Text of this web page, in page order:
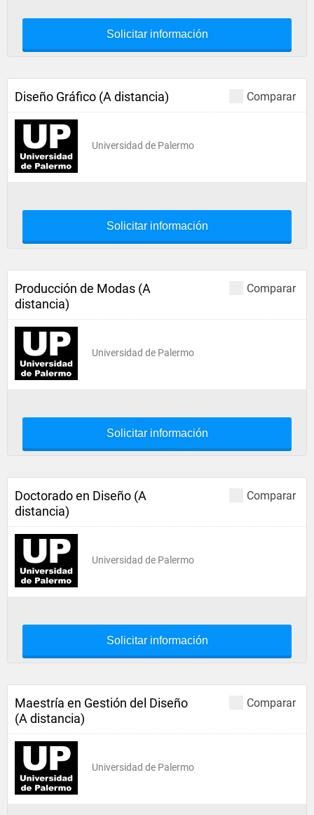
Solicitar información
Comparar
Diseño Gráfico (A distancia)
Universidad de Palermo
Solicitar información
Comparar
Producción de Modas (A
distancia)
Universidad de Palermo
Solicitar información
Comparar
Doctorado en Diseño (A
distancia)
Universidad de Palermo
Solicitar información
Comparar
Maestría en Gestión del Diseño
(A distancia)
Universidad de Palermo